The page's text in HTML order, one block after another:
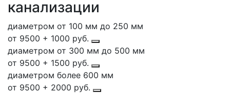
канализации
диаметром от 100 мм до 250 мм
от 9500 + 1000 руб.
диаметром от 300 мм до 500 мм
от 9500 + 1500 руб.
диаметром более 600 мм
от 9500 + 2000 руб.